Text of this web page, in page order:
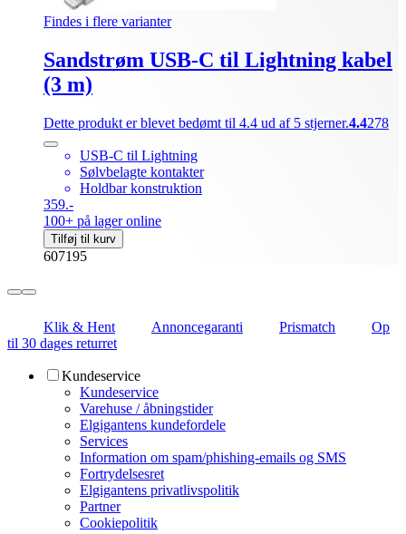
Findes i flere varianter
Sandstrøm USB-C til Lightning kabel
(3 m)
Dette produkt er blevet bedømt til 4.4 ud af 5 stjerner.4.4278
USB-C til Lightning
Sølvbelagte kontakter
Holdbar konstruktion
359.-
100+ på lager online
Tilføj til kurv
607195
Klik & Hent Annoncegaranti Prismatch
Op
til 30 dages returret
Kundeservice
Kundeservice
Varehuse / åbningstider
Elgigantens kundefordele
Services
Information om spam/phishing-emails og SMS
Fortrydelsesret
Elgigantens privatlivspolitik
Partner
Cookiepolitik